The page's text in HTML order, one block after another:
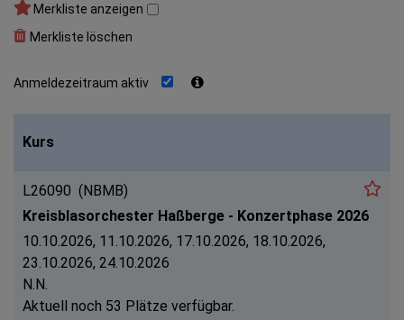
Merkliste anzeigen
Merkliste löschen
Anmeldezeitraum aktiv
Kurs
L26090 (NBMB)
Kreisblasorchester Haßberge - Konzertphase 2026
10.10.2026, 11.10.2026, 17.10.2026, 18.10.2026,
23.10.2026, 24.10.2026
N.N.
Aktuell noch 53 Plätze verfügbar.